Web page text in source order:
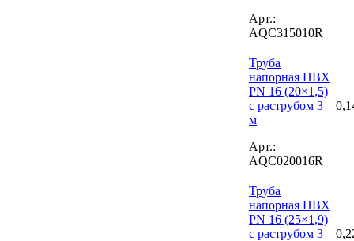
Арт.:
AQC315010R
Труба
напорная ПВХ
PN 16 (20×1,5)
с раструбом 3
м
Арт.:
AQC020016R
Труба
напорная ПВХ
PN 16 (25×1,9)
с раструбом 3